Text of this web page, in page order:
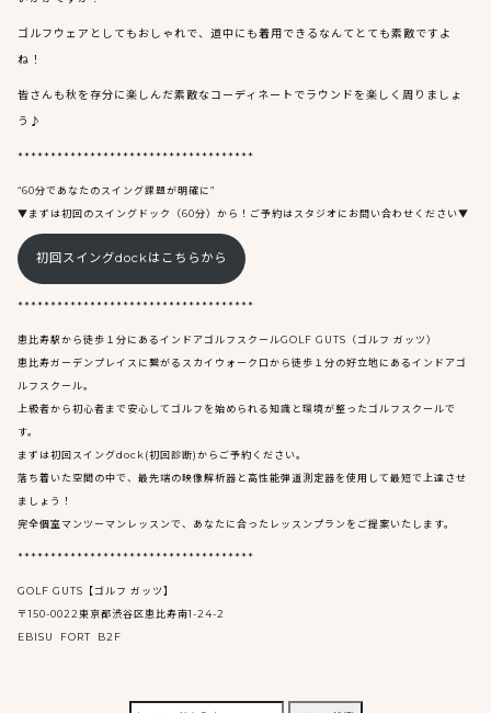
ゴルフウェアとしてもおしゃれで、道中にも着用できるなんてとても素敵ですよ
ね！
皆さんも秋を存分に楽しんだ素敵なコーディネートでラウンドを楽しく周りましょ
う♪
************************************
“60分であなたのスイング課題が明確に”
▼まずは初回のスイングドック（60分）から！ご予約はスタジオにお問い合わせください▼
初回スイングdockはこちらから
************************************
恵比寿駅から徒歩１分にあるインドアゴルフスクールGOLF GUTS（ゴルフ ガッツ）
恵比寿ガーデンプレイスに繋がるスカイウォーク口から徒歩１分の好立地にあるインドアゴ
ルフスクール。
上級者から初心者まで安心してゴルフを始められる知識と環境が整ったゴルフスクールで
す。
まずは初回スイングdock(初回診断)からご予約ください。
落ち着いた空間の中で、最先端の映像解析器と高性能弾道測定器を使用して最短で上達させ
ましょう！
完全個室マンツーマンレッスンで、あなたに合ったレッスンプランをご提案いたします。
************************************
GOLF GUTS【ゴルフ ガッツ】
〒150-0022東京都渋谷区恵比寿南1-24-2
EBISU FORT B2F